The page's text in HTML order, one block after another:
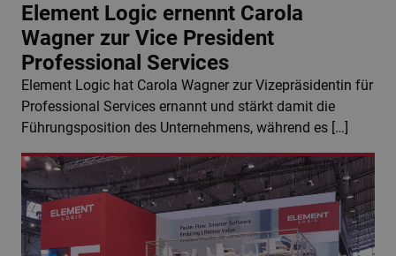
Element Logic ernennt Carola
Wagner zur Vice President
Professional Services
Element Logic hat Carola Wagner zur Vizepräsidentin für
Professional Services ernannt und stärkt damit die
Führungsposition des Unternehmens, während es […]